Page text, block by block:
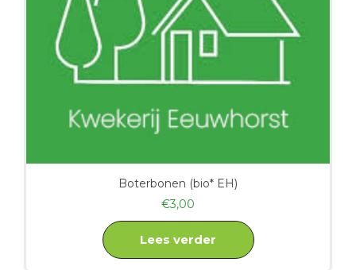
Boterbonen (bio* EH)
€3,00
Lees verder